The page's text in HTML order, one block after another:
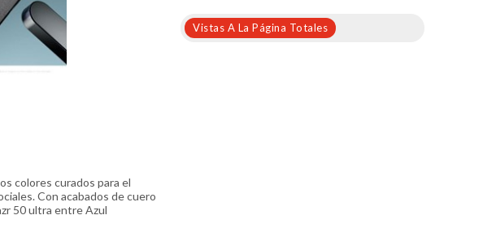
colores curados para el
Con acabados de cuero
50 ultra entre Azul
Vistas A La Página Totales